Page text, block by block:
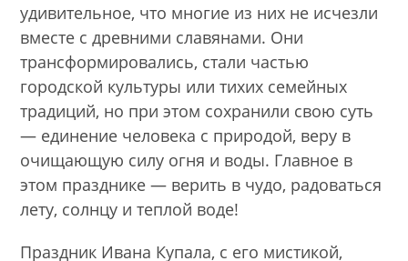
удивительное, что многие из них не исчезли
вместе с древними славянами. Они
трансформировались, стали частью
городской культуры или тихих семейных
традиций, но при этом сохранили свою суть
— единение человека с природой, веру в
очищающую силу огня и воды. Главное в
этом празднике — верить в чудо, радоваться
лету, солнцу и теплой воде!
Праздник Ивана Купала, с его мистикой,